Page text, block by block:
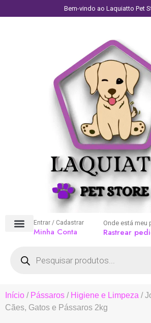
Bem-vindo ao Laquiatto Pet
Entrar / Cadastrar
Minha Conta
Onde está meu
Rastrear
Início / Pássaros / Higiene e Limpeza /
Cães, Gatos e Pássaros 2kg